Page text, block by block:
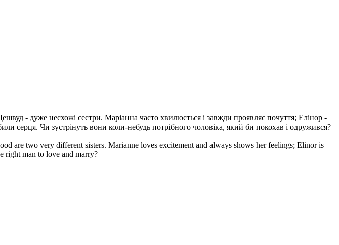
- дуже несхожі сестри. Маріанна часто хвилюється і завжди проявляє почуття; Елінор -
серця. Чи зустрінуть вони коли-небудь потрібного чоловіка, який би покохав і одружився?
are two very different sisters. Marianne loves excitement and always shows her feelings; Elinor is
right man to love and marry?